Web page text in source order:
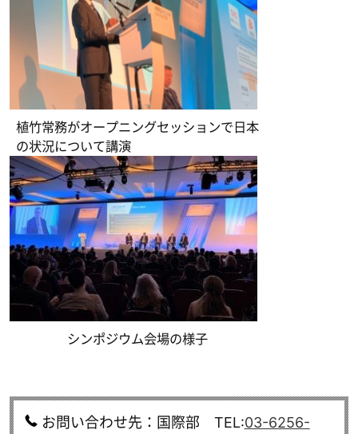
植竹常務がオープニングセッションで日本
の状況について講演
シンポジウム会場の様子
お問い合わせ先：国際部 TEL:03-6256-